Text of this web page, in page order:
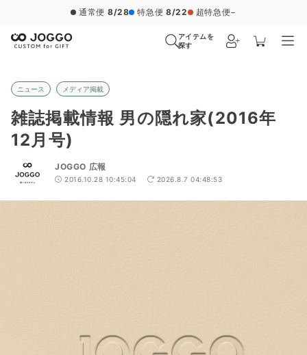
通常便 8/28 特急便 8/22 超特急便−
アイテムを
探す
ニュース メディア掲載
雑誌掲載情報 男の隠れ家(2016年
12月号)
JOGGO 広報
2016.10.28 10:45:04 2026.8.7 04:48:53